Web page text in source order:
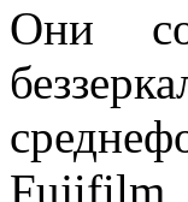
Они
Fujifilm